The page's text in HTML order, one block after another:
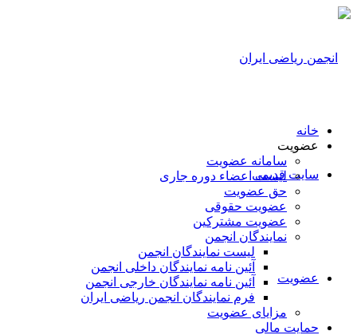
سایت قدیمی
عضویت
خانه
عضویت
سامانه عضویت
لیست اعضاء دوره جاری
حق عضویت
عضویت حقوقی
عضویت مشترکین
نمایندگان انجمن
لیست نمایندگان انجمن
آئین نامه نمایندگان داخلی انجمن
آئین نامه نمایندگان خارجی انجمن
فرم نمایندگان انجمن ریاضی ایران
مزایای عضویت
حمایت مالی